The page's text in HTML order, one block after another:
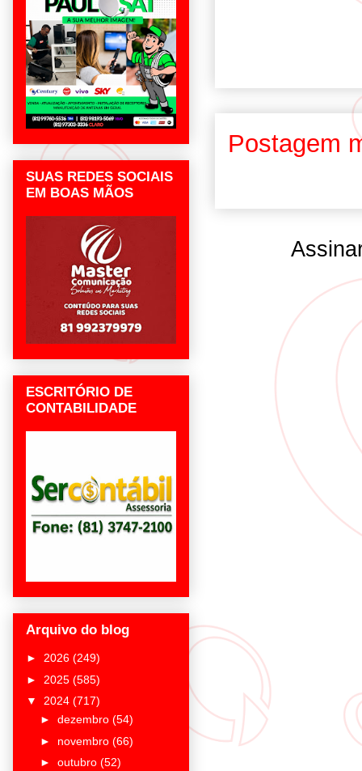
Postagem
SUAS REDES SOCIAIS
EM BOAS MÃOS
ESCRITÓRIO DE
CONTABILIDADE
Arquivo do blog
► 2026 (249)
► 2025 (585)
▼ 2024 (717)
► dezembro (54)
► novembro (66)
► outubro (52)